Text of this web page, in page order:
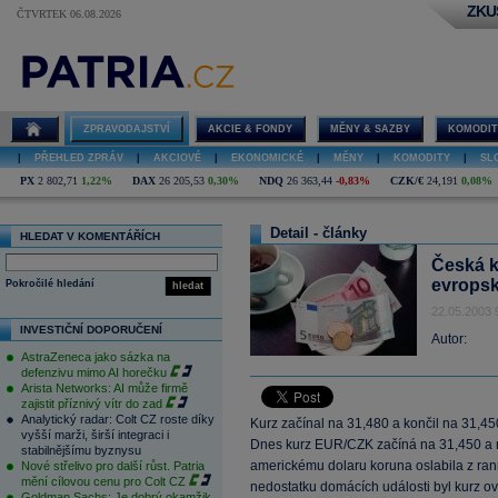
ČTVRTEK 06.08.2026
ZPRAVODAJSTVÍ AKCIE & FONDY MĚNY & SAZBY
PŘEHLED ZPRÁV AKCIOVÉ EKONOMICKÉ MĚNY KOMODITY
PX 2 802,71 1,22% DAX 26 205,53 0,30% NDQ 26 363,44 -0,83% CZK/€ 24,191 0,08%
HLEDAT V KOMENTÁŘÍCH
hledat
Pokročilé hledání
INVESTIČNÍ DOPORUČENÍ
AstraZeneca jako sázka na
defenzivu mimo AI horečku
Arista Networks: AI může firmě
zajistit příznivý vítr do zad
Analytický radar: Colt CZ roste díky
vyšší marži, širší integraci i
stabilnějšímu byznysu
Nové střelivo pro další růst. Patria
mění cílovou cenu pro Colt CZ
Detail - články
Česká
22.05.2003
Autor:
Kurz začínal na 31,480 a končil na
Dnes kurz EUR/CZK začíná na 31,450
americkému dolaru koruna oslabila z
nedostatku domácích události byl kurz